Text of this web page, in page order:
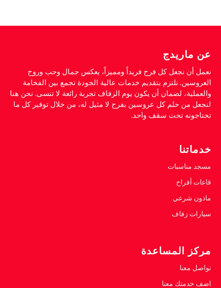
عن ماريدج
نعمل أن نجعل كل فرح فريداً ومميزاً، يعكس جمال وحب وروح
العروسين. نلتزم بتقديم خدمات عالية الجودة تجمع بين الفخامة
والعملية، لضمان أن يكون يوم الزفاف تجربة رائعة لا تنسى. نحن هنا
لنجعل من حلم كل عروسين بفرح لا مثيل له، من خلال توفير كل ما
تحتاجونه تحت سقف واحد.
خدماتنا
مسجد مناسبات
قاعات أفراح
ماذون شرعي
سيارات زفاف
مركز المساعدة
تواصل معنا
اضف خدمتك معنا